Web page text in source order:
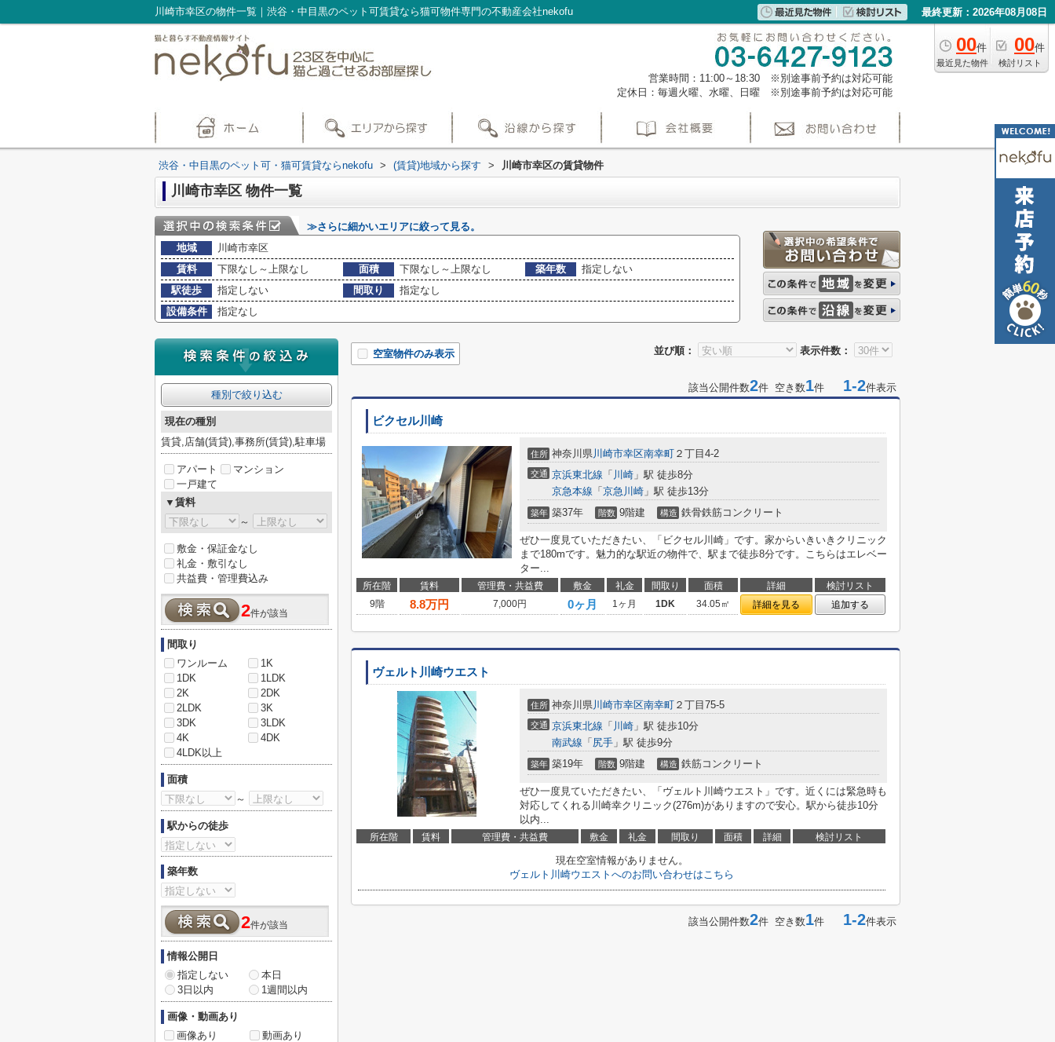
川崎市幸区の物件一覧｜渋谷・中目黒のペット可賃貸なら猫可物件専門の不動産会社nekofu 最終更新：2026年08月08日
00件
最近見た物件
00件
検討リスト
営業時間：11:00～18:30 ※別途事前予約は対応可能
定休日：毎週火曜、水曜、日曜 ※別途事前予約は対応可能
渋谷・中目黒のペット可・猫可賃貸ならnekofu > (賃貸)地域から探す > 川崎市幸区の賃貸物件
川崎市幸区 物件一覧
≫さらに細かいエリアに絞って見る。
地域
川崎市幸区
賃料
下限なし～上限なし 面積 下限なし～上限なし 築年数
指定しない
駅徒歩
指定しない 間取り
指定なし
設備条件
指定なし
並び順： 表示件数：
空室物件のみ表示
該当公開件数2件 空き数1件 1-2件表示
ビクセル川崎
住所 神奈川県川崎市幸区南幸町 ２丁目4-2
交通 京浜東北線 「 川崎 」駅 徒歩8分
京急本線 「 京急川崎 」駅 徒歩13分
築年 築37年 階数 9階建 構造 鉄骨鉄筋コンクリート
ぜひ一度見ていただきたい、「ビクセル川崎」です。家からいきいきクリニック
まで180mです。魅力的な駅近の物件で、駅まで徒歩8分です。こちらはエレベー
ター...
所在階 賃料 管理費・共益費 敷金 礼金 間取り 面積 詳細
検討リスト
9階
8.8万円 7,000円 0ヶ月 1ヶ月 1DK 34.05㎡ 詳細を見る 追加する
ヴェルト川崎ウエスト
住所 神奈川県川崎市幸区南幸町 ２丁目75-5
交通 京浜東北線 「 川崎 」駅 徒歩10分
南武線 「 尻手 」駅 徒歩9分
築年 築19年 階数 9階建 構造 鉄筋コンクリート
ぜひ一度見ていただきたい、「ヴェルト川崎ウエスト」です。近くには緊急時も
対応してくれる川崎幸クリニック(276m)がありますので安心。駅から徒歩10分
以内...
所在階 賃料 管理費・共益費 敷金 礼金 間取り 面積 詳細 検討リスト
現在空室情報がありません。
ヴェルト川崎ウエストへのお問い合わせはこちら
該当公開件数2件 空き数1件 1-2件表示
種別で絞り込む
現在の種別
賃貸,店舗(賃貸),事務所(賃貸),駐車場
アパート
マンション
一戸建て
▼賃料
～
敷金・保証金なし
礼金・敷引なし
共益費・管理費込み
2件が該当
間取り
ワンルーム
1K
1DK
1LDK
2K
2DK
2LDK
3K
3DK
3LDK
4K
4DK
4LDK以上
面積
～
駅からの徒歩
築年数
2件が該当
情報公開日
指定しない
本日
3日以内
1週間以内
画像・動画あり
画像あり
動画あり